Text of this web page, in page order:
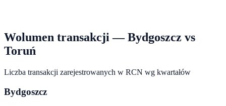
Wolumen transakcji —Bydgoszcz vs
Toruń
Liczba transakcji zarejestrowanych w RCN wg kwartałów
Bydgoszcz